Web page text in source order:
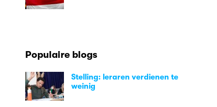
Populaire blogs
Stelling: leraren verdienen te
weinig